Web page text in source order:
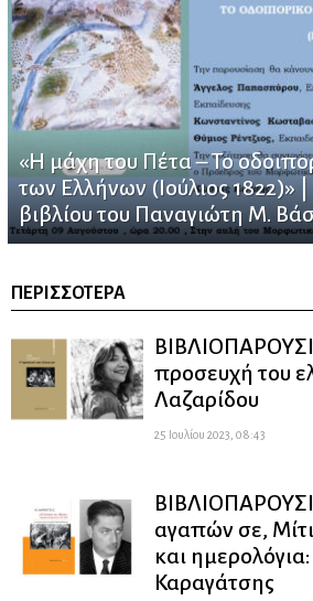
«Η μάχη του Πέτα – Το
των Ελλήνων (Ιούλιος 1822)»
βιβλίου του Παναγιώτη Μ.
ΠΕΡΙΣΣΌΤΕΡΑ
προσευχή του
Λαζαρίδου
25 Ιουλίου 2023, 08:43
αγαπών σε,
και
Καραγάτσης